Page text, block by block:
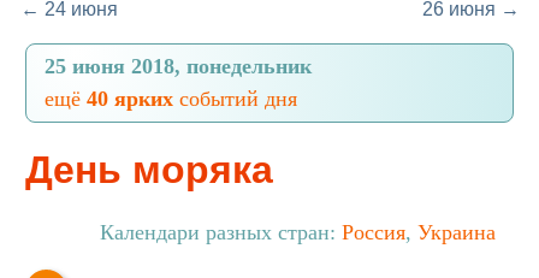
← 24 июня 26 июня →
25 июня 2018, понедельник
ещё 40 ярких событий дня
День моряка
Календари разных стран: Россия, Украина